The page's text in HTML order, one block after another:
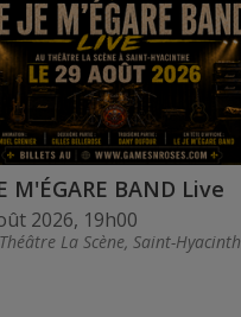
M'ÉGARE BAND Live
2026, 19h00
La Scène, Saint-